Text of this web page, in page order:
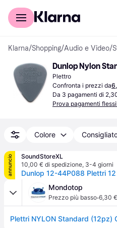
Per il tuo shopping
Klarna/Shopping/Audio e Video/
Dunlop Nylon
Plettro
Confronta i prezzi da
Da 3 pagamenti di
Prova pagamenti
Colore
annuncio
SoundStoreXL
10,00 € di spedizione, 3-4 giorni
Mondotop
Prezzo più basso·6,30